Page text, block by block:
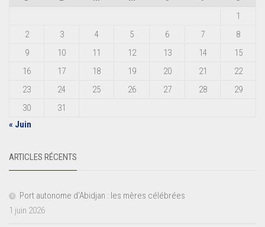
1
2
3 4 5 6 7
8
9
10 11 12 13 14
15
16
17 18 19 20 21
22
23
24 25 26 27 28
29
30
31
« Juin
ARTICLES RÉCENTS
Port autonome d’Abidjan : les mères célébrées
1 juin 2026